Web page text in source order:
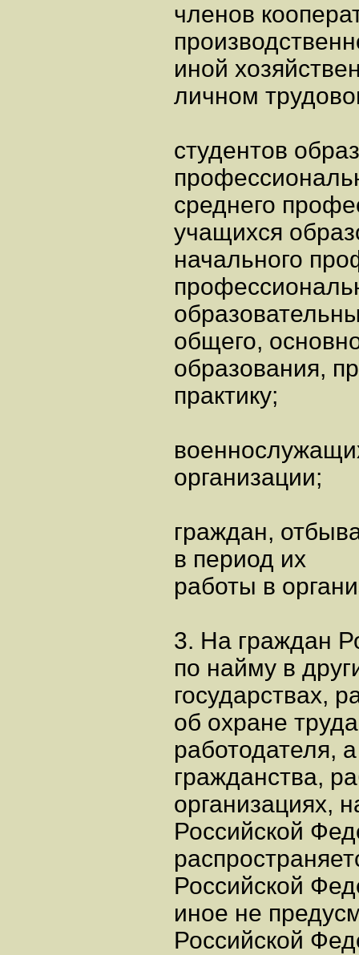
членов
иной
личном
студентов
среднего
учащихся
начального
общего,
образования,
практику;
организации;
граждан,
в период их
работы в
3. На граждан
по найму в
государствах,
об охране
работодателя,
гражданства,
организациях,
Российской
Российской
иное не
Российской